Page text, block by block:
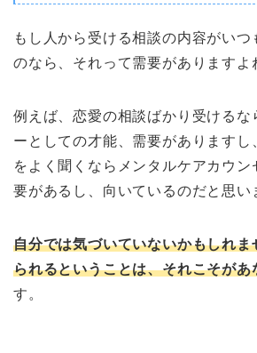
もし人から受ける相談の内容がいつ
のなら、それって需要がありますよ
例えば、恋愛の相談ばかり受けるな
ーとしての才能、需要がありますし
をよく聞くならメンタルケアカウン
要があるし、向いているのだと思い
自分では気づいていないかもしれま
られるということは、それこそがあ
す。